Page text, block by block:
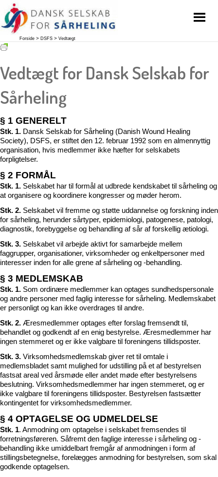
til
indholdet
Forside DSFS Vedtægt
Vedtægt for Dansk Selskab for
Sårheling
§ 1 GENERELT
Stk. 1. Dansk Selskab for Sårheling (Danish Wound Healing
Society), DSFS, er stiftet den 12. februar 1992 som en almennyttig
organisation, hvis medlemmer ikke hæfter for selskabets
forpligtelser.
§ 2 FORMÅL
Stk. 1. Selskabet har til formål at udbrede kendskabet til sårheling og
at organisere og koordinere kongresser og møder herom.
Stk. 2. Selskabet vil fremme og støtte uddannelse og forskning inden
for sårheling, herunder sårtyper, epidemiologi, patogenese, patologi,
diagnostik, forebyggelse og behandling af sår af forskellig ætiologi.
Stk. 3. Selskabet vil arbejde aktivt for samarbejde mellem
faggrupper, organisationer, virksomheder og enkeltpersoner med
interesser inden for alle grene af sårheling og -behandling.
§ 3 MEDLEMSKAB
Stk. 1. Som ordinære medlemmer kan optages sundhedspersonale
og andre personer med faglig interesse for sårheling. Medlemskabet
er personligt og kan ikke overdrages til andre.
Stk. 2. Æresmedlemmer optages efter forslag fremsendt til,
behandlet og godkendt af en enig bestyrelse. Æresmedlemmer har
ingen stemmeret og er ikke valgbare til foreningens tillidsposter.
Stk. 3. Virksomhedsmedlemskab giver ret til omtale i
medlemsbladet samt mulighed for udstilling på et af bestyrelsen
fastsat areal ved årsmøde eller andet møde efter bestyrelsens
beslutning. Virksomhedsmedlemmer har ingen stemmeret, og er
ikke valgbare til foreningens tillidsposter. Bestyrelsen fastsætter
kontingentet for virksomhedsmedlemmer.
§ 4 OPTAGELSE OG UDMELDELSE
Stk. 1. Anmodning om optagelse i selskabet fremsendes til
forretningsføreren. Såfremt den faglige interesse i sårheling og -
behandling ikke umiddelbart fremgår af anmodningen i form af
stillingsbetegnelse, forelægges anmodning for bestyrelsen, som skal
godkende optagelsen.